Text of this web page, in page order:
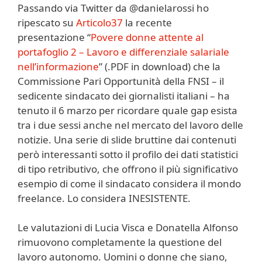
Passando via Twitter da @danielarossi ho
ripescato su Articolo37 la recente
presentazione “Povere donne attente al
portafoglio 2 – Lavoro e differenziale salariale
nell’informazione” (.PDF in download) che la
Commissione Pari Opportunità della FNSI – il
sedicente sindacato dei giornalisti italiani – ha
tenuto il 6 marzo per ricordare quale gap esista
tra i due sessi anche nel mercato del lavoro delle
notizie. Una serie di slide bruttine dai contenuti
però interessanti sotto il profilo dei dati statistici
di tipo retributivo, che offrono il più significativo
esempio di come il sindacato considera il mondo
freelance. Lo considera INESISTENTE.
Le valutazioni di Lucia Visca e Donatella Alfonso
rimuovono completamente la questione del
lavoro autonomo. Uomini o donne che siano,